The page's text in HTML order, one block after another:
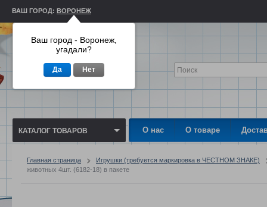
ВАШ ГОРОД: ВОРОНЕЖ
КАТАЛОГ ТОВАРОВ О нас О товаре
Главная страница
Игрушки (требуется маркировка в ЧЕСТНОМ ЗНАКЕ)
животных 4шт. (6182-18) в пакете
Ваш город - Воронеж,
угадали?
Да Нет